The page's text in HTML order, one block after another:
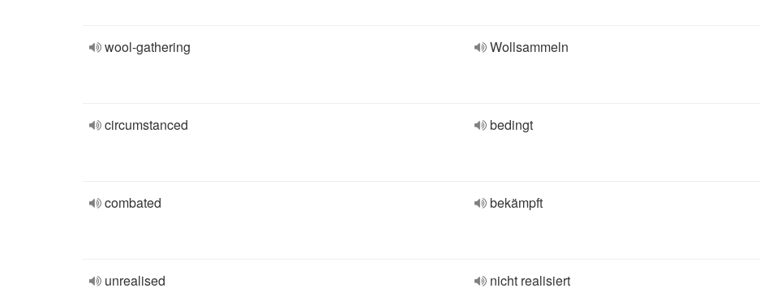
wool-gathering Wollsammeln
circumstanced bedingt
combated bekämpft
unrealised nicht realisiert